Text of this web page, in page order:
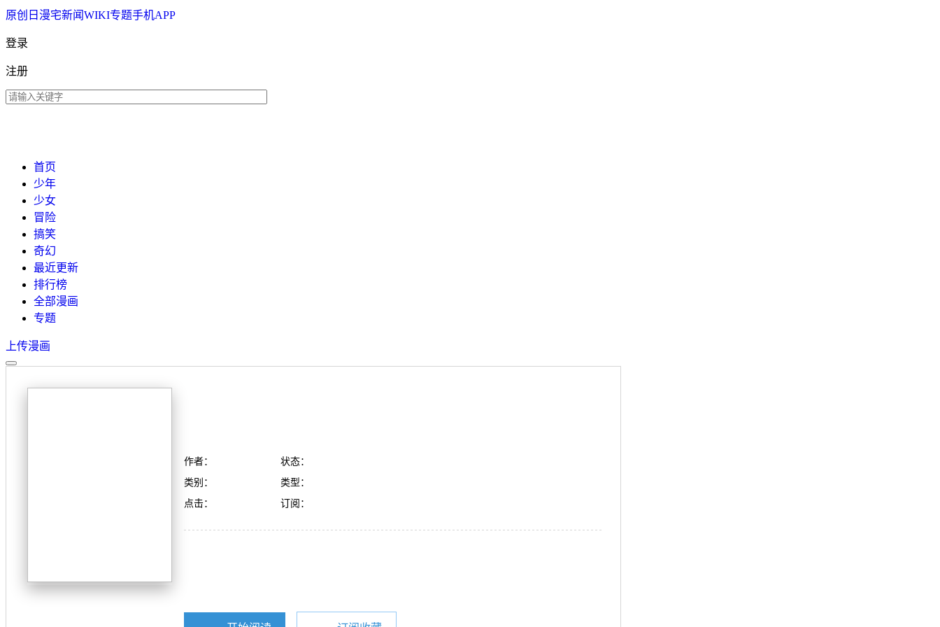
原创 日漫宅新闻WIKI专题手机APP
登录
注册
首页
少年
少女
冒险
搞笑
奇幻
最近更新
排行榜
全部漫画
专题
上传漫画
作者：
状态：
类别：
类型：
点击：
订阅：